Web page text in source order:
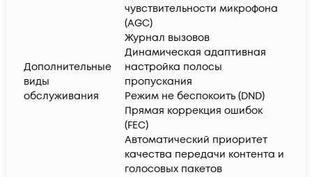
Дополнительные
виды
обслуживания
чувствительности микрофона
(AGC)
Журнал вызовов
Динамическая адаптивная
настройка полосы
пропускания
Режим не беспокоить (DND)
Прямая коррекция ошибок
(FEC)
Автоматический приоритет
качества передачи контента и
голосовых пакетов